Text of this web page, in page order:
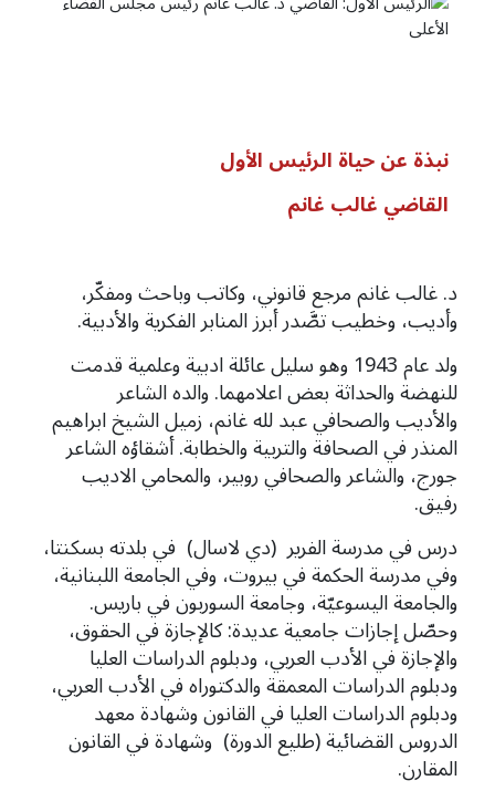
نبذة عن حياة الرئيس الأول
القاضي غالب غانم
د. غالب غانم مرجع قانوني، وكاتب وباحث ومفكّر،
وأديب، وخطيب تصَّدر أبرز المنابر الفكرية والأدبية.
ولد عام 1943 وهو سليل عائلة ادبية وعلمية قدمت
للنهضة والحداثة بعض اعلامهما. والده الشاعر
والأديبوالصحافي عبد لله غانم، زميل الشيخ ابراهيم
المنذر في الصحافة والتربية والخطابة. أشقاؤه الشاعر
جورج، والشاعر والصحافي روبير، والمحامي الاديب
رفيق.
درس في مدرسة الفرير (دي لاسال) في بلدته بسكنتا،
وفي مدرسة الحكمة في بيروت، وفي الجامعة اللبنانية،
والجامعة اليسوعيّة، وجامعة السوربون في باريس.
وحصّل إجازات جامعية عديدة: كالإجازة في الحقوق،
والإجازة في الأدب العربي، ودبلوم الدراسات العليا
ودبلوم الدراسات المعمقة والدكتوراه في الأدب العربي،
ودبلوم الدراسات العليا في القانون وشهادة معهد
الدروس القضائية (طليع الدورة) وشهادة في القانون
المقارن.